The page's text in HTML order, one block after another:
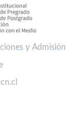
y Admisión